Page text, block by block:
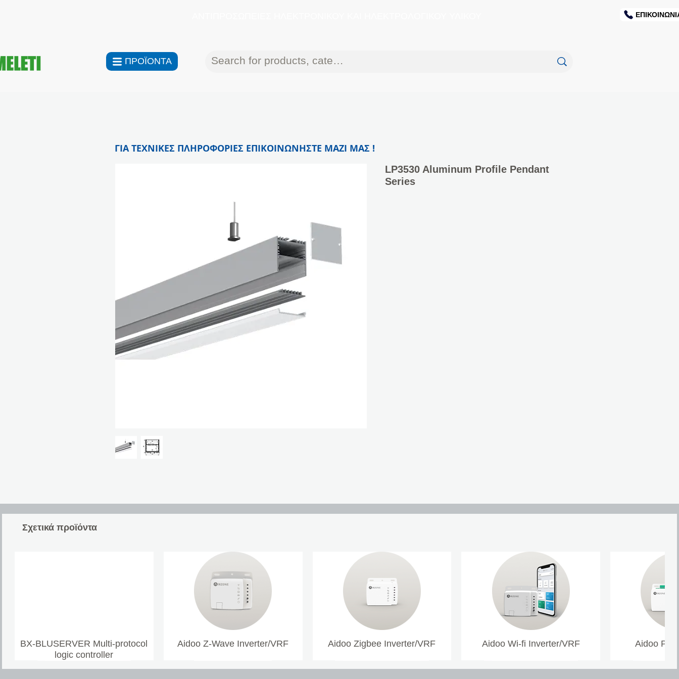
ΠΡΟΪΟΝΤΑ
LP3530 Aluminum Profile Pendant
Series
ΓΙΑ ΤΕΧΝΙΚΕΣ ΠΛΗΡΟΦΟΡΙΕΣ ΕΠΙΚΟΙΝΩΝΗΣΤΕ ΜΑΖΙ ΜΑΣ !
Σχετικά προϊόντα
BX-BLUSERVER Multi-protocol
logic controller
Aidoo Z-Wave Inverter/VRF Aidoo Zigbee Inverter/VRF Aidoo Wi-fi Inverter/VRF Aidoo Pro